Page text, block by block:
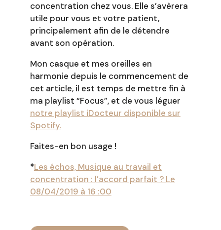
concentration chez vous. Elle s’avèrera
utile pour vous et votre patient,
principalement afin de le détendre
avant son opération.
Mon casque et mes oreilles en
harmonie depuis le commencement de
cet article, il est temps de mettre fin à
ma playlist “Focus”, et de vous léguer
notre playlist iDocteur disponible sur
Spotify.
Faites-en bon usage !
*Les échos, Musique au travail et
concentration : l’accord parfait ? Le
08/04/2019 à 16 :00